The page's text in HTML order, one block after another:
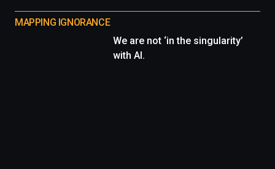
MAPPING IGNORANCE
We are not ‘in the singularity’
with AI.